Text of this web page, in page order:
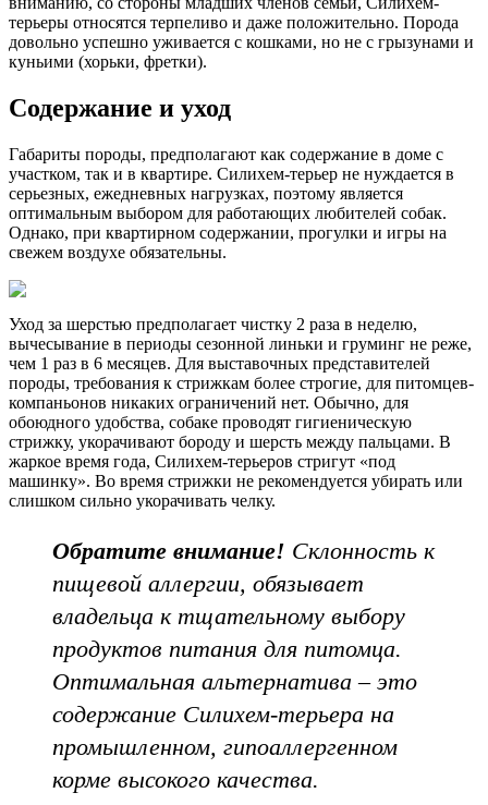
терьеры относятся терпеливо и даже положительно. Порода
довольно успешно уживается с кошками, но не с грызунами и
куньими (хорьки, фретки).
Содержание и уход
Габариты породы, предполагают как содержание в доме с
участком, так и в квартире. Cилихем-терьер не нуждается в
серьезных, ежедневных нагрузках, поэтому является
оптимальным выбором для работающих любителей собак.
Однако, при квартирном содержании, прогулки и игры на
свежем воздухе обязательны.
Уход за шерстью предполагает чистку 2 раза в неделю,
вычесывание в периоды сезонной линьки и груминг не реже,
чем 1 раз в 6 месяцев. Для выставочных представителей
породы, требования к стрижкам более строгие, для питомцев-
компаньонов никаких ограничений нет. Обычно, для
обоюдного удобства, собаке проводят гигиеническую
стрижку, укорачивают бороду и шерсть между пальцами. В
жаркое время года, Cилихем-терьеров стригут «под
машинку». Во время стрижки не рекомендуется убирать или
слишком сильно укорачивать челку.
Обратите внимание! Склонность к
пищевой аллергии, обязывает
владельца к тщательному выбору
продуктов питания для питомца.
Оптимальная альтернатива – это
содержание Силихем-терьера на
промышленном, гипоаллергенном
корме высокого качества.